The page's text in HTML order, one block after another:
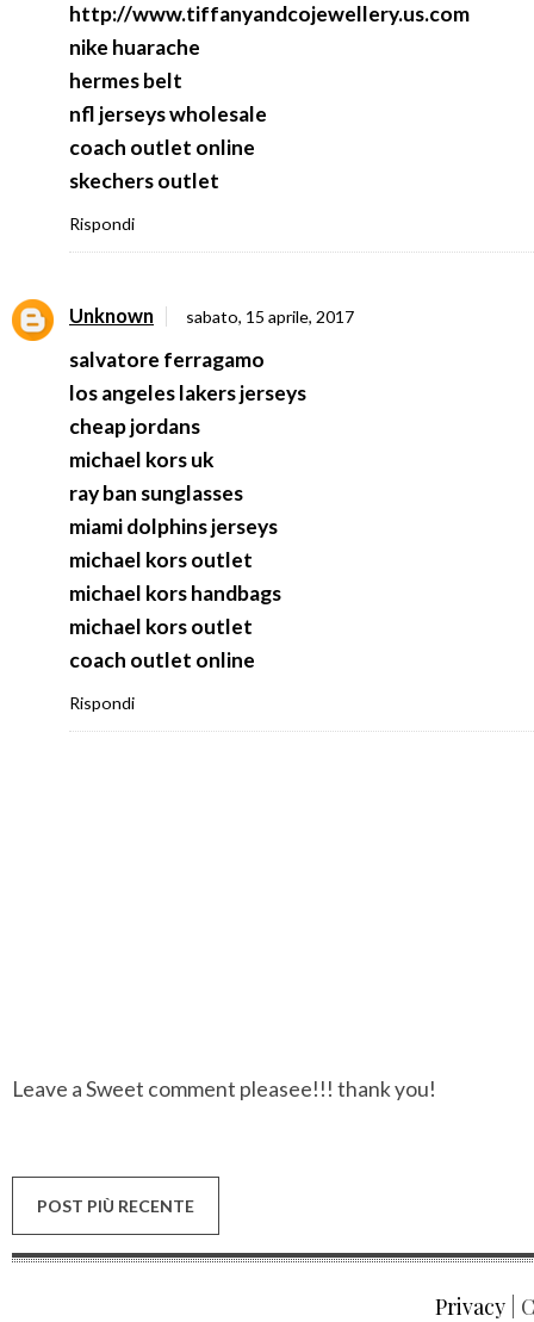
http://www.tiffanyandcojewellery.us.com
nike huarache
hermes belt
nfl jerseys wholesale
coach outlet online
skechers outlet
Rispondi
Unknown sabato, 15 aprile, 2017
salvatore ferragamo
los angeles lakers jerseys
cheap jordans
michael kors uk
ray ban sunglasses
miami dolphins jerseys
michael kors outlet
michael kors handbags
michael kors outlet
coach outlet online
Rispondi
Leave a Sweet comment pleasee!!! thank you!
POST PIÙ RECENTE
Privacy |